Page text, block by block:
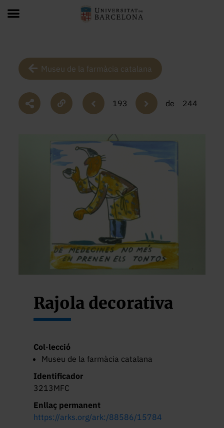
Museu de la farmàcia catalana
193 de 244
Rajola decorativa
Col·lecció
Museu de la farmàcia catalana
Identificador
3213MFC
Enllaç permanent
https://arks.org/ark:/88586/15784